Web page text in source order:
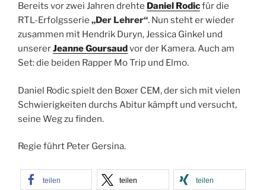
Bereits vor zwei Jahren drehte Daniel Rodicfür die
RTL-Erfolgsserie „Der Lehrer“. Nun steht er wieder
zusammen mit Hendrik Duryn, Jessica Ginkel und
unsererJeanne Goursaudvor der Kamera. Auch am
Set: die beiden Rapper Mo Trip und Elmo.
Daniel Rodic spielt den Boxer CEM, der sich mit vielen
Schwierigkeiten durchs Abitur kämpft und versucht,
seine Weg zu finden.
Regie führt Peter Gersina.
teilen teilen teilen